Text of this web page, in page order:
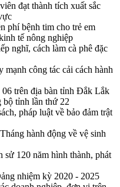
đạt thành tích xuất sắc
phí bệnh tim cho trẻ em
tế nông nghiệp
nghĩ, cách làm cà phê đặc
công tác cải cách hành
trên địa bàn tỉnh Đắk Lắk
tỉnh lần thứ 22
pháp luật về bảo đảm trật
hành động về vệ sinh
120 năm hình thành, phát
nhiệm kỳ 2020 - 2025